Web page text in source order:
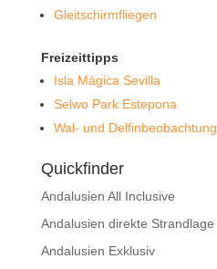
Gleitschirmfliegen
Freizeittipps
Isla Mágica Sevilla
Selwo Park Estepona
Wal- und Delfinbeobachtung
Quickfinder
Andalusien All Inclusive
Andalusien direkte Strandlage
Andalusien Exklusiv